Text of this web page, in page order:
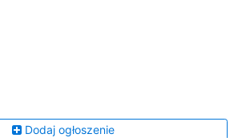
Dodaj ogłoszenie